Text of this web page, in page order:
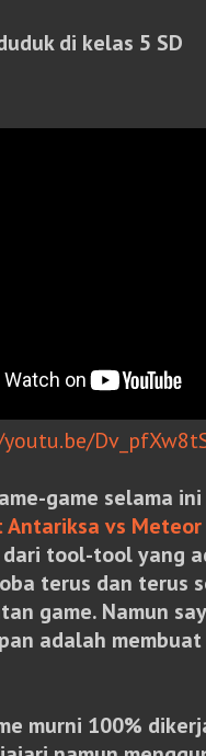
di kelas 5 SD
game selama
Antariksa vs Meteor
tool-tool yang
terus dan terus
game. Namun
adalah
murni 100%